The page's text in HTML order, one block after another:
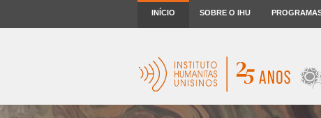
INÍCIO SOBRE O IHU